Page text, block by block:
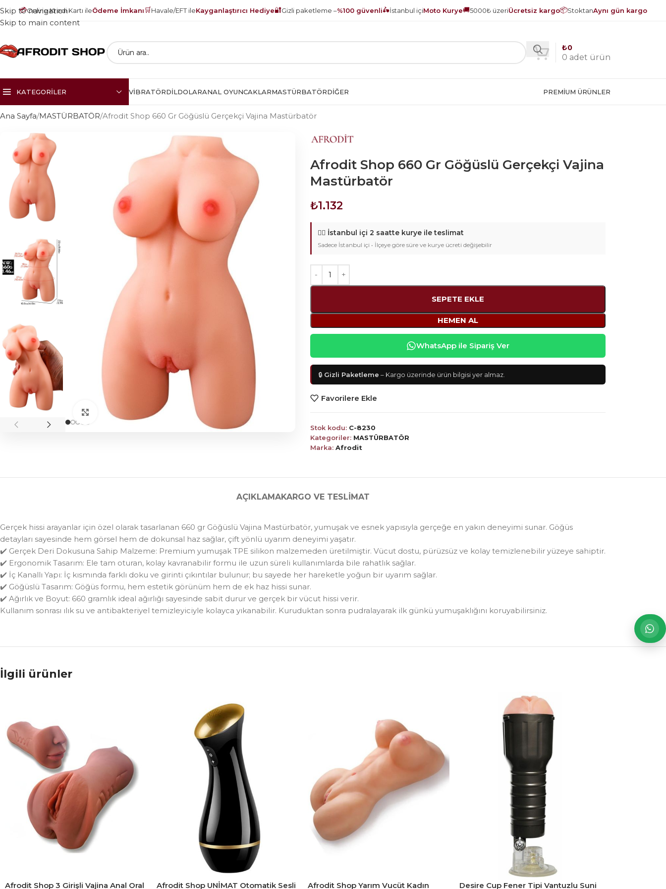
💳Online Kredi Kartı ileÖdeme İmkanı🛒Havale/EFT ileKayganlaştırıcı Hediye🔐Gizli paketleme –%100 güvenli🛵İstanbul içiMoto Kurye🚚5000₺ üzeriÜcretsiz kargo📦StoktanAynı gün kargo
Skip to navigation
Skip to main content
0 adet ürün
₺0
KATEGORILER VIBRATÖRDILDOLARANAL OYUNCAKLARMASTÜRBATÖRDIĞER PREMIUM ÜRÜNLER
Ana Sayfa MASTÜRBATÖR Afrodit Shop 660 Gr Göğüslü Gerçekçi Vajina Mastürbatör
Click to enlarge
Afrodit Shop 660 Gr Göğüslü Gerçekçi Vajina
Mastürbatör
₺1.132
🚴‍♂️ İstanbul içi 2 saatte kurye ile teslimat
Sadece İstanbul içi • İlçeye göre süre ve kurye ücreti değişebilir
SEPETE EKLE
HEMEN AL
WhatsApp ile Sipariş Ver
🔒 Gizli Paketleme – Kargo üzerinde ürün bilgisi yer almaz.
Favorilere Ekle
Stok kodu: C-8230
Kategoriler: MASTÜRBATÖR
Marka: Afrodit
AÇIKLAMAKARGO VE TESLIMAT
Gerçek hissi arayanlar için özel olarak tasarlanan 660 gr Göğüslü Vajina Mastürbatör, yumuşak ve esnek yapısıyla gerçeğe en yakın deneyimi sunar. Göğüs
detayları sayesinde hem görsel hem de dokunsal haz sağlar, çift yönlü uyarım deneyimi yaşatır.
✔️ Gerçek Deri Dokusuna Sahip Malzeme: Premium yumuşak TPE silikon malzemeden üretilmiştir. Vücut dostu, pürüzsüz ve kolay temizlenebilir yüzeye sahiptir.
✔️ Ergonomik Tasarım: Ele tam oturan, kolay kavranabilir formu ile uzun süreli kullanımlarda bile rahatlık sağlar.
✔️ İç Kanallı Yapı: İç kısmında farklı doku ve girinti çıkıntılar bulunur; bu sayede her hareketle yoğun bir uyarım sağlar.
✔️ Göğüslü Tasarım: Göğüs formu, hem estetik görünüm hem de ek haz hissi sunar.
✔️ Ağırlık ve Boyut: 660 gramlık ideal ağırlığı sayesinde sabit durur ve gerçek bir vücut hissi verir.
Kullanım sonrası ılık su ve antibakteriyel temizleyiciyle kolayca yıkanabilir. Kuruduktan sonra pudralayarak ilk günkü yumuşaklığını koruyabilirsiniz.
İlgili ürünler
Afrodit Shop 3 Girişli Vajina Anal Oral
Afrodit Shop UNİMAT Otomatik Sesli
Afrodit Shop Yarım Vucüt Kadın
Desire Cup Fener Tipi Vantuzlu Suni